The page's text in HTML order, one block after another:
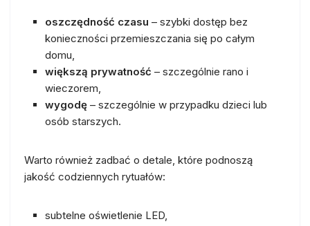
oszczędność czasu – szybki dostęp bez
konieczności przemieszczania się po całym
domu,
większą prywatność – szczególnie rano i
wieczorem,
wygodę – szczególnie w przypadku dzieci lub
osób starszych.
Warto również zadbać o detale, które podnoszą
jakość codziennych rytuałów:
subtelne oświetlenie LED,